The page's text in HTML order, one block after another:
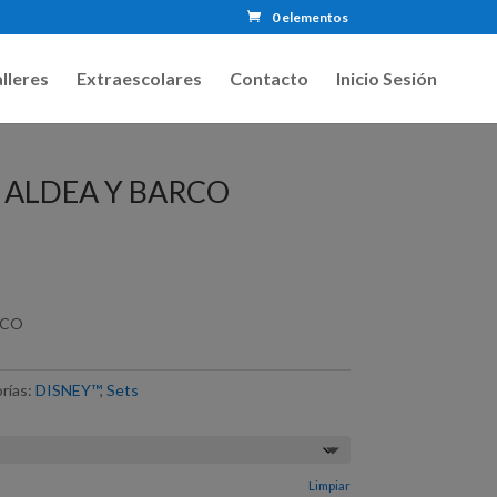
0 elementos
Extraescolares Contacto Inicio Sesión
Y BARCO
DISNEY™, Sets
Limpiar